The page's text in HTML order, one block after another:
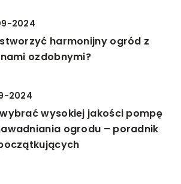
2024
harmonijny ogród z
ozdobnymi?
2024
wysokiej jakości pompę
ogrodu – poradnik